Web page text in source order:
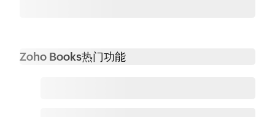
Zoho Books热门功能